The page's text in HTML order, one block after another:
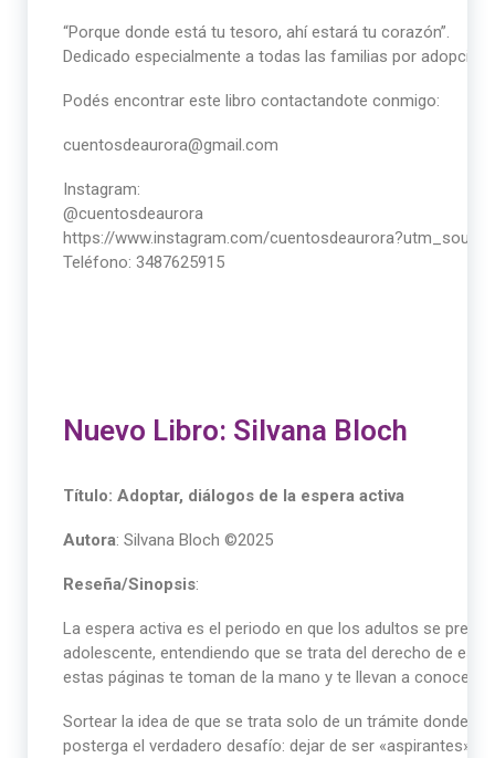
“Porque donde está tu tesoro, ahí estará tu corazón”.
Dedicado especialmente a todas las familias por adopción.
Podés encontrar este libro contactandote conmigo:
cuentosdeaurora@gmail.com
Instagram:
@cuentosdeaurora
https://www.instagram.com/
Teléfono: 3487625915
Nuevo Libro: Silvana Bloch
Título: Adoptar, diálogos de la espera activa
Autora: Silvana Bloch ©️2025
Reseña/Sinopsis:
La espera activa es el periodo en que los adultos se
adolescente, entendiendo que se trata del derecho de
estas páginas te toman de la mano y te llevan a conocer
Sortear la idea de que se trata solo de un trámite donde
posterga el verdadero desafío: dejar de ser «aspirantes»